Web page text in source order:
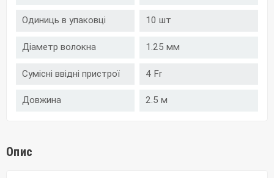
Одиниць в упаковці 10 шт
Діаметр волокна 1.25 мм
Сумісні ввідні пристрої 4 Fr
Довжина 2.5 м
Опис